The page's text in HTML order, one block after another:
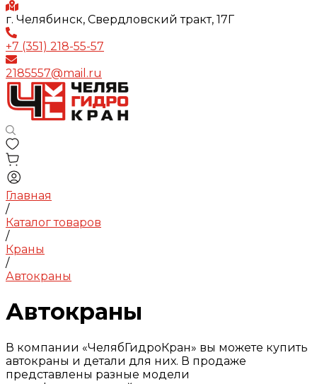
г. Челябинск, Свердловский тракт, 17Г
+7 (351) 218-55-57
2185557@mail.ru
Главная
/
Каталог товаров
/
Краны
/
Автокраны
Автокраны
В компании «ЧелябГидроКран» вы можете купить
автокраны и детали для них. В продаже
представлены разные модели